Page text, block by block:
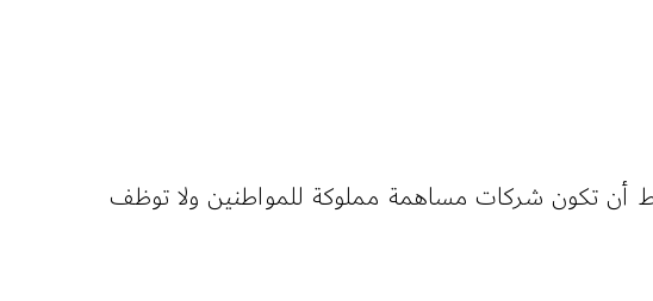
أن تكون شركات مساهمة مملوكة للمواطنين ولا توظف